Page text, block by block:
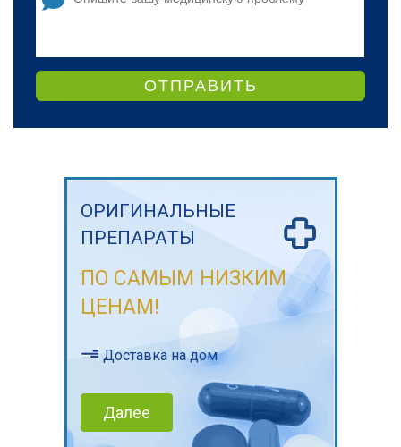
ОТПРАВИТЬ
ОРИГИНАЛЬНЫЕ
ПРЕПАРАТЫ
ПО САМЫМ НИЗКИМ
ЦЕНАМ!
Доставка на дом
Далее